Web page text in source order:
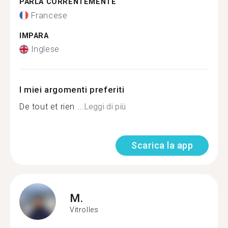
PARLA CORRENTEMENTE
Francese
IMPARA
Inglese
I miei argomenti preferiti
De tout et rien ...Leggi di più
Scarica la app
M.
Vitrolles